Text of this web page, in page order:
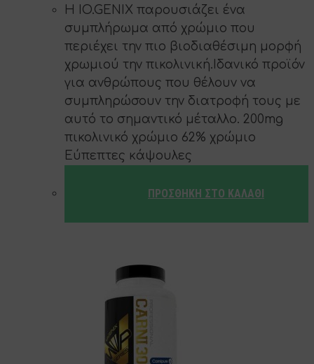
H IO.GENIX παρουσιάζει ένα
συμπλήρωμα από χρώμιο που
περιέχει την πιο βιοδιαθέσιμη μορφή
χρωμιού την πικολινική.Ιδανικό προϊόν
για ανθρώπους που θέλουν να
συμπληρώσουν την διατροφή τους με
αυτό το σημαντικό μέταλλο. 200mg
πικολινικό χρώμιο 62% χρώμιο
Εύπεπτες κάψουλες
ΠΡΟΣΘΉΚΗ ΣΤΟ ΚΑΛΆΘΙ